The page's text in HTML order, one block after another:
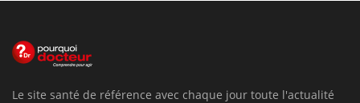
Le site santé de référence avec chaque jour toute l'actualité